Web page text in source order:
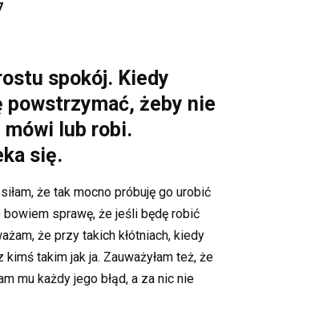
spokój. Kiedy
powstrzymać, żeby nie
mówi lub robi.
się.
że tak mocno próbuję go urobić
bowiem sprawę, że jeśli będę robić
że przy takich kłótniach, kiedy
takim jak ja. Zauważyłam też, że
mu każdy jego błąd, a za nic nie